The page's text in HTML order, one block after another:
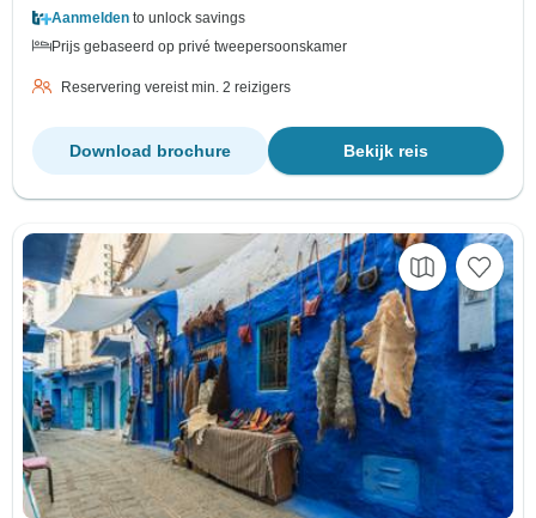
Aanmelden to unlock savings
Prijs gebaseerd op privé tweepersoonskamer
Reservering vereist min. 2 reizigers
Bekijk reis
Download brochure